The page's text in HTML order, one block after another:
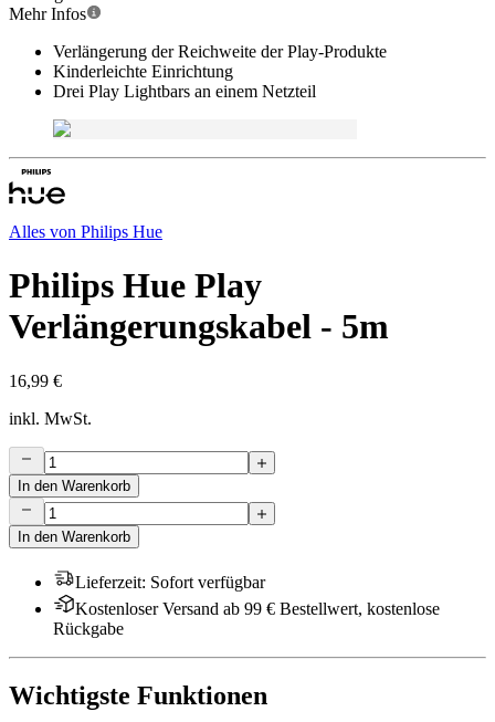
Mehr Infos
Verlängerung der Reichweite der Play-Produkte
Kinderleichte Einrichtung
Drei Play Lightbars an einem Netzteil
Alles von Philips Hue
Philips Hue Play
Verlängerungskabel - 5m
16,99 €
inkl. MwSt.
In den Warenkorb
In den Warenkorb
Lieferzeit: Sofort verfügbar
Kostenloser Versand ab 99 € Bestellwert, kostenlose
Rückgabe
Wichtigste Funktionen